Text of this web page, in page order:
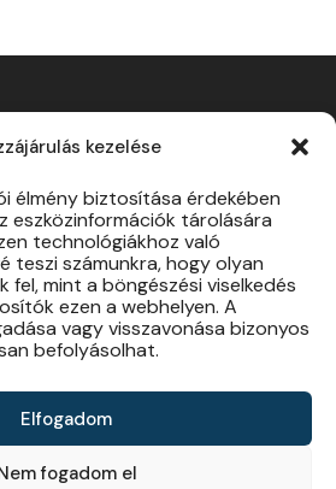
kezelése
élmény biztosítása érdekében
eszközinformációk tárolására
technológiákhoz való
teszi számunkra, hogy olyan
mint a böngészési viselkedés
ezen a webhelyen. A
vagy visszavonása bizonyos
befolyásolhat.
Elfogadom
fogadom el
eDM
Adatbázis építés
Smart Voice
Viber
Hitelválasztó